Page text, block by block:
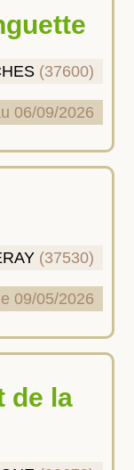
(37600)
06/09/2026
(37530)
le 09/05/2026